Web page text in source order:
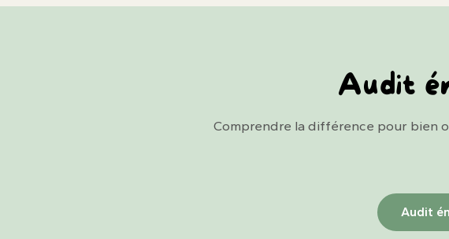
Audit
Comprendre la différence pour bien
Audit